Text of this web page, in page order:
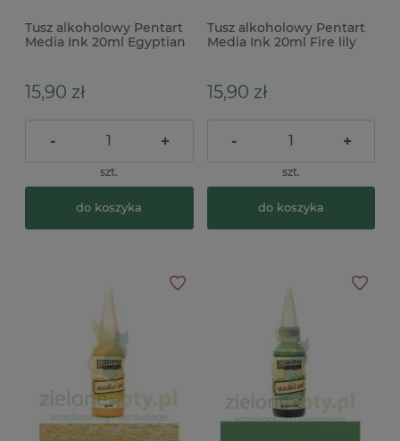
Tusz alkoholowy Pentart
Media Ink 20ml Egyptian
15,90 zł
- +
szt.
do koszyka
Tusz alkoholowy Pentart
Media Ink 20ml Fire lily
15,90 zł
- +
szt.
do koszyka